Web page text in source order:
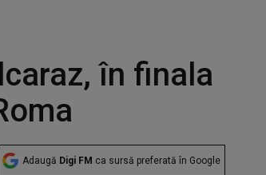
în finala
Adaugă Digi FM ca sursă preferată în Google